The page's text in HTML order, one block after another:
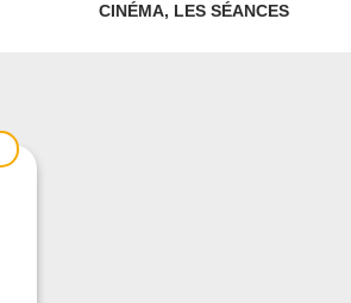
CINÉMA, LES SÉANCES